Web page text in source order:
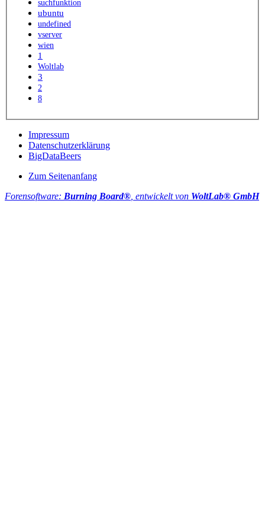
suchfunktion
ubuntu
undefined
vserver
wien
1
Woltlab
3
2
8
Impressum
Datenschutzerklärung
BigDataBeers
Zum Seitenanfang
Forensoftware: Burning Board® , entwickelt von WoltLab® GmbH